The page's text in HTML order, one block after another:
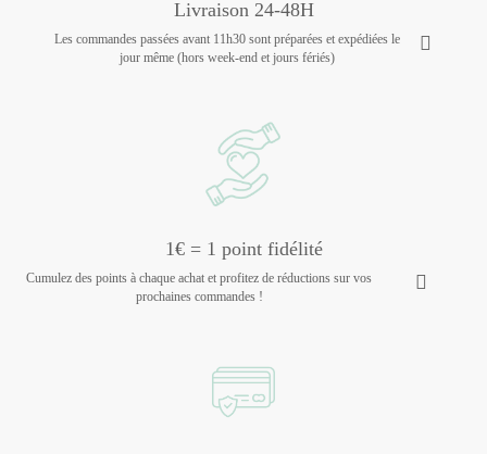
Livraison 24-48H
Les commandes passées avant 11h30 sont préparées et expédiées le
jour même (hors week-end et jours fériés)
1€ = 1 point fidélité
Cumulez des points à chaque achat et profitez de réductions sur vos
prochaines commandes !